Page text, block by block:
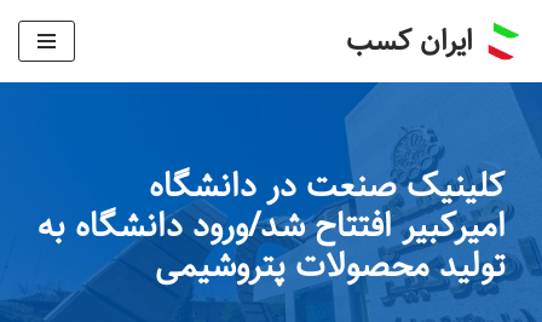
پرش
به
ایران کسب
کلینیک صنعت در دانشگاه
امیرکبیر افتتاح شد/ورود دانشگاه به
تولید محصولات پتروشیمی